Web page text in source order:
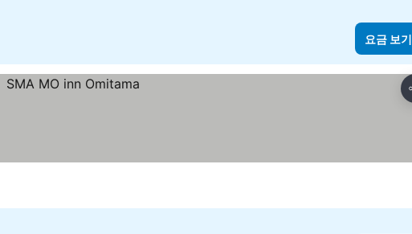
요금 보기